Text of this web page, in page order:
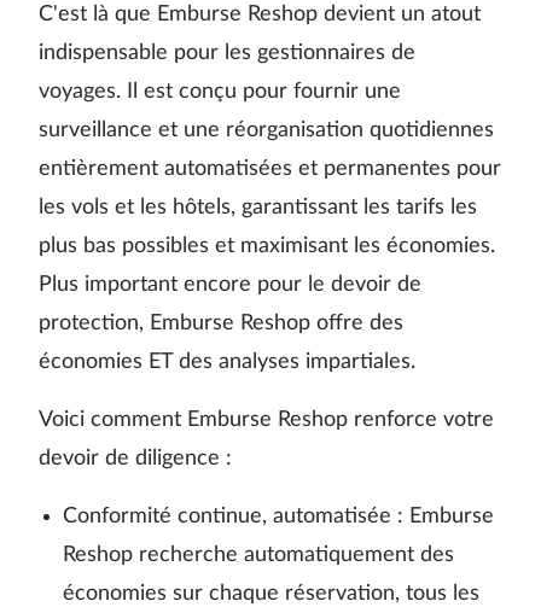
C'est là que Emburse Reshop devient un atout
indispensable pour les gestionnaires de
voyages. Il est conçu pour fournir une
surveillance et une réorganisation quotidiennes
entièrement automatisées et permanentes pour
les vols et les hôtels, garantissant les tarifs les
plus bas possibles et maximisant les économies.
Plus important encore pour le devoir de
protection, Emburse Reshop offre des
économies ET des analyses impartiales.
Voici comment Emburse Reshop renforce votre
devoir de diligence :
Conformité continue, automatisée : Emburse
Reshop recherche automatiquement des
économies sur chaque réservation, tous les